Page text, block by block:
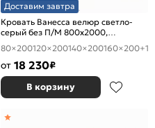
Доставим завтра
Кровать Ванесса велюр светло-
серый без П/М 800x2000,
изголовье мягкое
80×200120×200140×200160×200+1
от 18 230₽
В корзину